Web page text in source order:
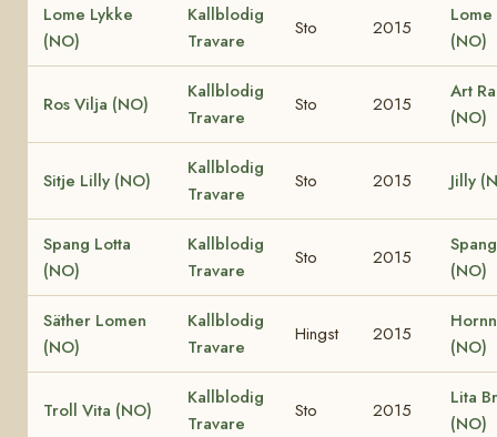
Lome Lykke
(NO)
Kallblodig
Travare
Sto 2015
(NO)
Ros Vilja (NO)
Kallblodig
Travare
Sto 2015
Art
(NO)
Sitje Lilly (NO)
Kallblodig
Travare
Sto 2015 Jilly
Spang Lotta
(NO)
Kallblodig
Travare
Sto 2015
(NO)
Säther Lomen
(NO)
Kallblodig
Travare
Hingst 2015
(NO)
Troll Vita (NO)
Kallblodig
Travare
Sto 2015
Lita
(NO)